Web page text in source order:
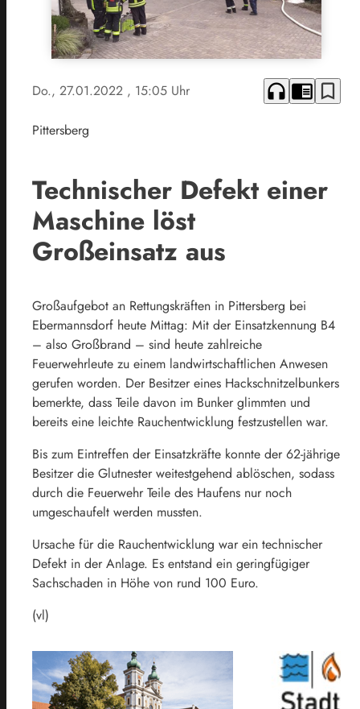
Do., 27.01.2022 , 15:05 Uhr headphones chrome_reader_mode bookmark_border
Pittersberg
Technischer Defekt einer
Maschine löst
Großeinsatz aus
Großaufgebot an Rettungskräften in Pittersberg bei
Ebermannsdorf heute Mittag: Mit der Einsatzkennung B4
– also Großbrand – sind heute zahlreiche
Feuerwehrleute zu einem landwirtschaftlichen Anwesen
gerufen worden. Der Besitzer eines Hackschnitzelbunkers
bemerkte, dass Teile davon im Bunker glimmten und
bereits eine leichte Rauchentwicklung festzustellen war.
Bis zum Eintreffen der Einsatzkräfte konnte der 62-jährige
Besitzer die Glutnester weitestgehend ablöschen, sodass
durch die Feuerwehr Teile des Haufens nur noch
umgeschaufelt werden mussten.
Ursache für die Rauchentwicklung war ein technischer
Defekt in der Anlage. Es entstand ein geringfügiger
Sachschaden in Höhe von rund 100 Euro.
(vl)